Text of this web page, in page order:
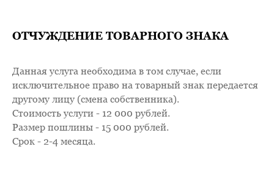
ОТЧУЖДЕНИЕ ТОВАРНОГО ЗНАКА
Данная услуга необходима в том случае, если
исключительное право на товарный знак передается
другому лицу (смена собственника).
Стоимость услуги - 12 000 рублей.
Размер пошлины - 15 000 рублей.
Срок - 2-4 месяца.